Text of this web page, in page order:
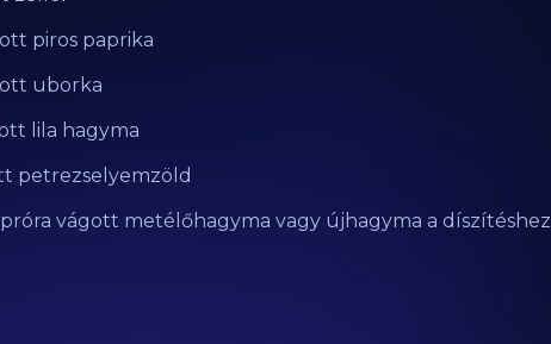
piros paprika
uborka
lila hagyma
petrezselyemzöld
vágott metélőhagyma vagy újhagyma a díszítéshez